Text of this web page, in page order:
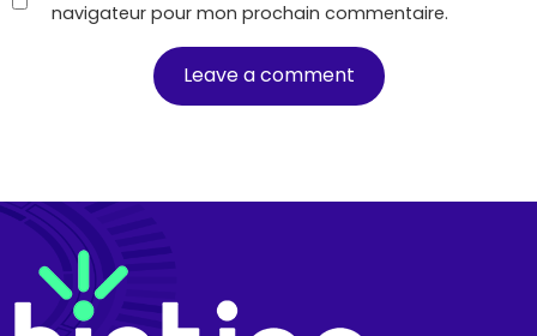
navigateur pour mon prochain commentaire.